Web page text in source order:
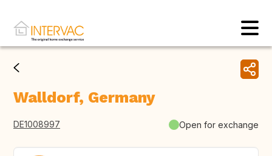
Walldorf, Germany
DE1008997 Open for exchange